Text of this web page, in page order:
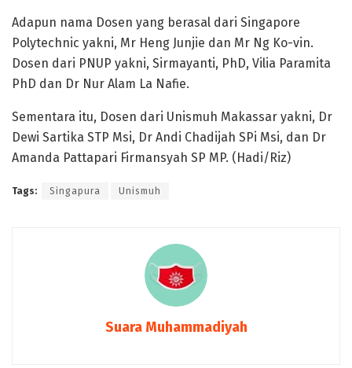
Adapun nama Dosen yang berasal dari Singapore
Polytechnic yakni, Mr Heng Junjie dan Mr Ng Ko-vin.
Dosen dari PNUP yakni, Sirmayanti, PhD, Vilia Paramita
PhD dan Dr Nur Alam La Nafie.
Sementara itu, Dosen dari Unismuh Makassar yakni, Dr
Dewi Sartika STP Msi, Dr Andi Chadijah SPi Msi, dan Dr
Amanda Pattapari Firmansyah SP MP. (Hadi/Riz)
Tags: Singapura Unismuh
Suara Muhammadiyah